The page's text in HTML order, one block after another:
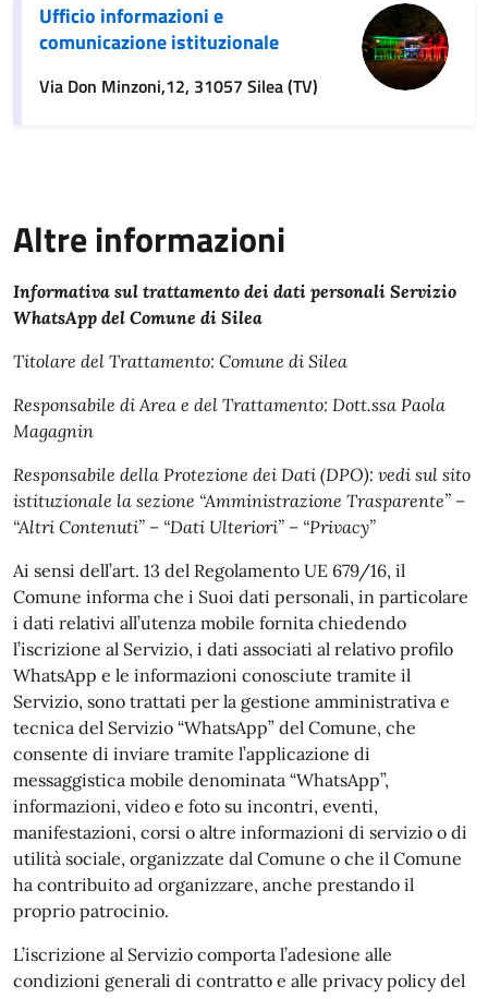
Ufficio informazioni e
comunicazione istituzionale
Via Don Minzoni,12, 31057 Silea (TV)
Altre informazioni
Informativa sul trattamento dei dati personali Servizio
WhatsApp del Comune di Silea
Titolare del Trattamento: Comune di Silea
Responsabile di Area e del Trattamento: Dott.ssa Paola
Magagnin
Responsabile della Protezione dei Dati (DPO): vedi sul sito
istituzionale la sezione “Amministrazione Trasparente” –
“Altri Contenuti” – “Dati Ulteriori” – “Privacy”
Ai sensi dell’art. 13 del Regolamento UE 679/16, il
Comune informa che i Suoi dati personali, in particolare
i dati relativi all’utenza mobile fornita chiedendo
l’iscrizione al Servizio, i dati associati al relativo profilo
WhatsApp e le informazioni conosciute tramite il
Servizio, sono trattati per la gestione amministrativa e
tecnica del Servizio “WhatsApp” del Comune, che
consente di inviare tramite l’applicazione di
messaggistica mobile denominata “WhatsApp”,
informazioni, video e foto su incontri, eventi,
manifestazioni, corsi o altre informazioni di servizio o di
utilità sociale, organizzate dal Comune o che il Comune
ha contribuito ad organizzare, anche prestando il
proprio patrocinio.
L’iscrizione al Servizio comporta l’adesione alle
condizioni generali di contratto e alle privacy policy del